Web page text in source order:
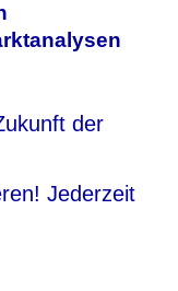
der
Jederzeit